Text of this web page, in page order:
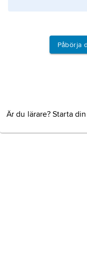
Påbörja
Är du lärare? Starta